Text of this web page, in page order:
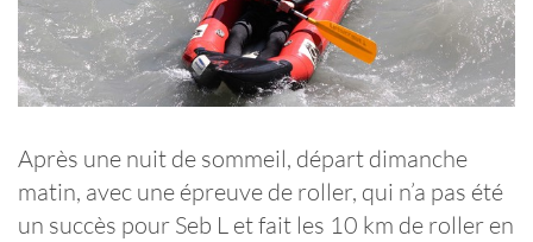
Après une nuit de sommeil, départ dimanche
matin, avec une épreuve de roller, qui n’a pas été
un succès pour Seb L et fait les 10 km de roller en